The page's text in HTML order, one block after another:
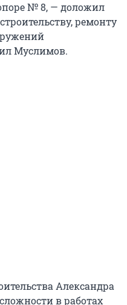
№ 8, — доложил
ремонту
Муслимов.
Александра
в работах